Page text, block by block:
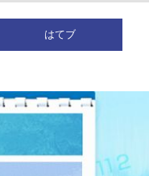
はてブ